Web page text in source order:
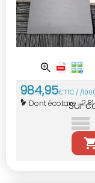
984,95€TTC / /
Dont écotaxe :2,81
Sur